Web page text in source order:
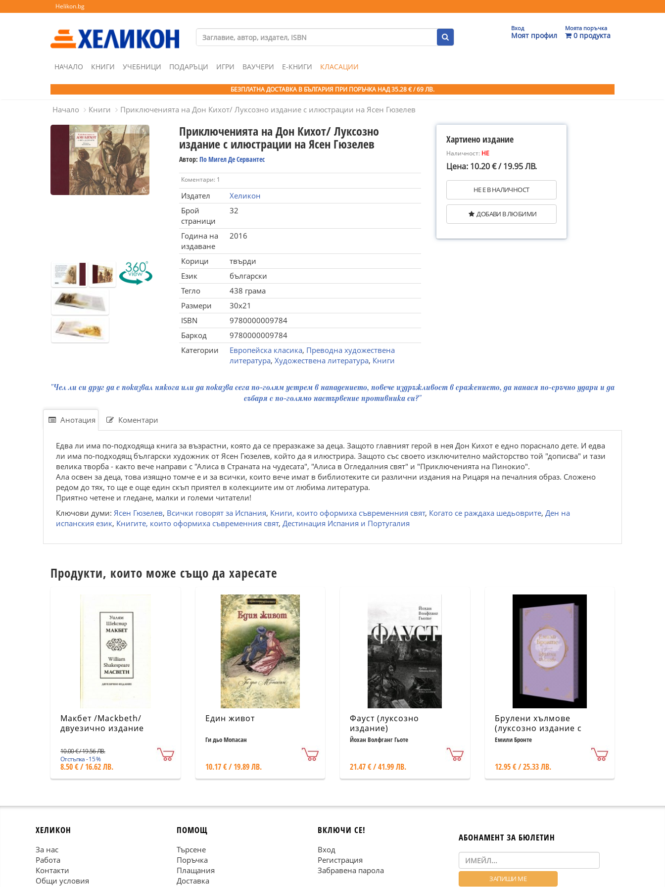
Helikon.bg
Вход
Моят профил
Моята поръчка
0 продукта
НАЧАЛО КНИГИ УЧЕБНИЦИ ПОДАРЪЦИ ИГРИ ВАУЧЕРИ Е-КНИГИ КЛАСАЦИИ
БЕЗПЛАТНА ДОСТАВКА В БЪЛГАРИЯ ПРИ ПОРЪЧКА НАД 35.28 € / 69 ЛВ.
Начало Книги Приключенията на Дон Кихот/ Луксозно издание с илюстрации на Ясен Гюзелев
Приключенията на Дон Кихот/ Луксозно
издание с илюстрации на Ясен Гюзелев
Автор: По Мигел Де Сервантес
Коментари: 1
Издател
Хеликон
Брой
страници
32
Година на
издаване
2016
Корици
твърди
Език
български
Тегло
438 грама
Размери
30x21
ISBN
9780000009784
Баркод
9780000009784
Категории
Европейска класика, Преводна художествена
литература, Художествена литература, Книги
Хартиено издание
Наличност: НЕ
Цена: 10.20 € / 19.95 ЛВ.
НЕ Е В НАЛИЧНОСТ
ДОБАВИ В ЛЮБИМИ
"Чел ли си друг да е показвал някога или да показва сега по-голям устрем в нападението, повече издръжливост в сражението, да нанася по-сръчно удари и да
събаря с по-голямо настървение противника си?"
Анотация Коментари
Едва ли има по-подходяща книга за възрастни, която да се преразкаже за деца. Защото главният герой в нея Дон Кихот е едно пораснало дете. И едва
ли има по-подходящ български художник от Ясен Гюзелев, който да я илюстрира. Защото със своето изключително майсторство той "дописва" и тази
велика творба - както вече направи с "Алиса в Страната на чудесата", "Алиса в Огледалния свят" и "Приключенията на Пинокио".
Ала освен за деца, това изящно томче е и за всички, които вече имат в библиотеките си различни издания на Рицаря на печалния образ. Сложено
редом до тях, то ще е още един скъп приятел в колекциите им от любима литература.
Приятно четене и гледане, малки и големи читатели!
Ключови думи: Ясен Гюзелев, Всички говорят за Испания, Книги, които оформиха съвременния свят, Когато се раждаха шедьоврите, Ден на
испанския език, Книгите, които оформиха съвременния свят, Дестинация Испания и Португалия
Продукти, които може също да харесате
Макбет /Mackbeth/
двуезично издание
10.00 € / 19.56 ЛВ.
Отстъпка - 15 %
8.50 € / 16.62 ЛВ.
Един живот
Ги дьо Мопасан
10.17 € / 19.89 ЛВ.
Фауст (луксозно
издание)
Йохан Волфганг Гьоте
21.47 € / 41.99 ЛВ.
Брулени хълмове
(луксозно издание с
цветни порезки)
Емили Бронте
12.95 € / 25.33 ЛВ.
ХЕЛИКОН
За нас
Работа
Контакти
Общи условия
ПОМОЩ
Търсене
Поръчка
Плащания
Доставка
ВКЛЮЧИ СЕ!
Вход
Регистрация
Забравена парола
АБОНАМЕНТ ЗА БЮЛЕТИН